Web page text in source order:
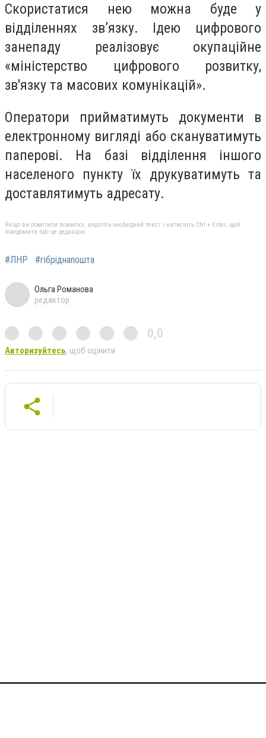
Скористатися нею можна буде у
відділеннях зв’язку. Ідею цифрового
занепаду реалізовує окупаційне
«міністерство цифрового розвитку,
зв'язку та масових комунікацій».
Оператори прийматимуть документи в
електронному вигляді або скануватимуть
паперові. На базі відділення іншого
населеного пункту їх друкуватимуть та
доставлятимуть адресату.
Якщо ви помітили помилку, виділіть необхідний текст і натисніть Ctrl + Enter, щоб
повідомити про це редакцію
#ЛНР #гібріднапошта
Ольга Романова
редактор
0,0
Авторизуйтесь, щоб оцінити